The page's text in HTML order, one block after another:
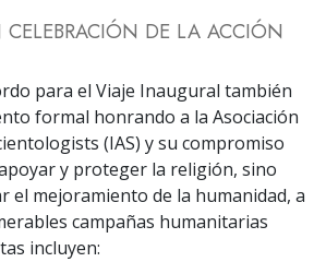
DE LA ACCIÓN
para el Viaje Inaugural también
formal honrando a la Asociación
(IAS) y su compromiso
y proteger la religión, sino
el mejoramiento de la humanidad, a
campañas humanitarias
incluyen: